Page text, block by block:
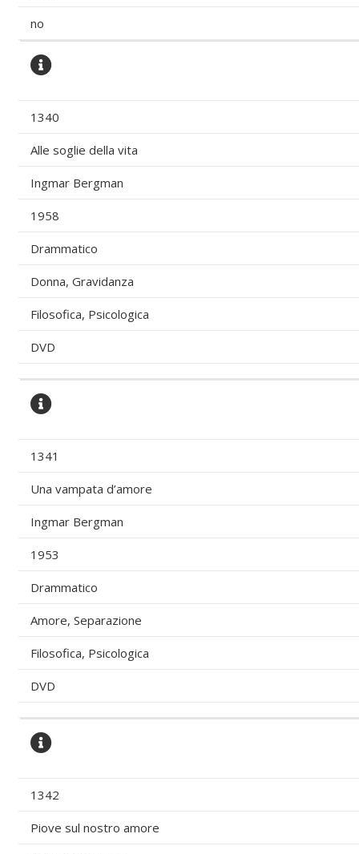
no
1340
Alle soglie della vita
Ingmar Bergman
1958
Drammatico
Donna, Gravidanza
Filosofica, Psicologica
DVD
1341
Una vampata d’amore
Ingmar Bergman
1953
Drammatico
Amore, Separazione
Filosofica, Psicologica
DVD
1342
Piove sul nostro amore